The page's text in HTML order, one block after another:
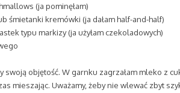
(ja pominęłam)
śmietanki kremówki (ja dałam half-and-half)
typu markizy (ja użyłam czekoladowych)
swoją objętość. W garnku zagrzałam mleko z
mieszając. Uważamy, żeby nie wlewać zbyt